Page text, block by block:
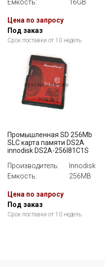
Емкость:
16GB
Цена по запросу
Под заказ
Срок поставки от 10 недель
Промышленная SD 256Mb
SLC карта памяти DS2A
innodisk DS2A-256I81C1S
Производитель:
Innodisk
Емкость:
256MB
Цена по запросу
Под заказ
Срок поставки от 10 недель